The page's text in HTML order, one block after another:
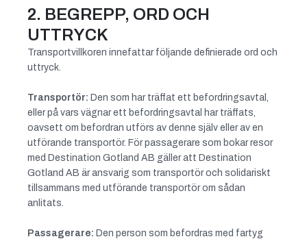
2. BEGREPP, ORD OCH
UTTRYCK
Transportvillkoren innefattar följande definierade ord och
uttryck.
Transportör: Den som har träffat ett befordringsavtal,
eller på vars vägnar ett befordringsavtal har träffats,
oavsett om befordran utförs av denne själv eller av en
utförande transportör. För passagerare som bokar resor
med Destination Gotland AB gäller att Destination
Gotland AB är ansvarig som transportör och solidariskt
tillsammans med utförande transportör om sådan
anlitats.
Passagerare: Den person som befordras med fartyg